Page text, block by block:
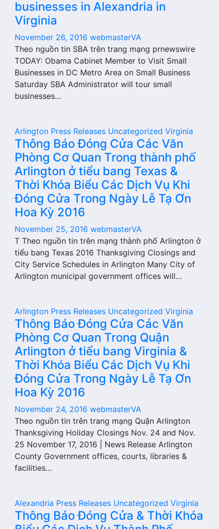
businesses in Alexandria in
Virginia
November 26, 2016 webmasterVA
Theo nguồn tin SBA trên trang mạng prnewswire
TODAY: Obama Cabinet Member to Visit Small
Businesses in DC Metro Area on Small Business
Saturday SBA Administrator will tour small
businesses…
Arlington Press Releases Uncategorized Virginia
Thông Báo Đóng Cửa Các Văn
Phòng Cơ Quan Trong thành phố
Arlington ở tiểu bang Texas &
Thời Khóa Biểu Các Dịch Vụ Khi
Đóng Cửa Trong Ngày Lễ Tạ Ơn
Hoa Kỳ 2016
November 25, 2016 webmasterVA
T Theo nguồn tin trên mạng thành phố Arlington ở
tiểu bang Texas 2016 Thanksgiving Closings and
City Service Schedules in Arlington Many City of
Arlington municipal government offices will…
Arlington Press Releases Uncategorized Virginia
Thông Báo Đóng Cửa Các Văn
Phòng Cơ Quan Trong Quận
Arlington ở tiểu bang Virginia &
Thời Khóa Biểu Các Dịch Vụ Khi
Đóng Cửa Trong Ngày Lễ Tạ Ơn
Hoa Kỳ 2016
November 24, 2016 webmasterVA
Theo nguồn tin trên trang mạng Quận Arlington
Thanksgiving Holiday Closings Nov. 24 and Nov.
25 November 17, 2016 | News Release Arlington
County Government offices, courts, libraries &
facilities…
Alexandria Press Releases Uncategorized Virginia
Thông Báo Đóng Cửa & Thời Khóa